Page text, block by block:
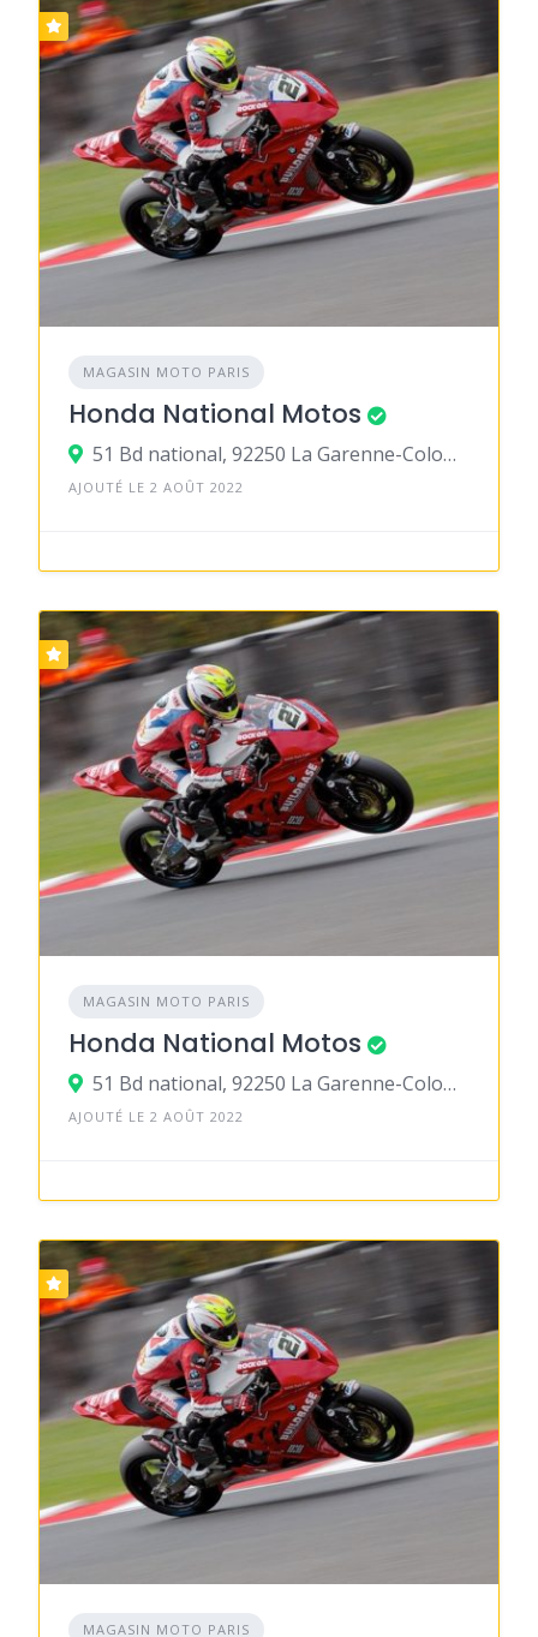
MAGASIN MOTO PARIS
Honda National Motos
51 Bd national, 92250 La Garenne-Colombes
AJOUTÉ LE 2 AOÛT 2022
MAGASIN MOTO PARIS
Honda National Motos
51 Bd national, 92250 La Garenne-Colombes
AJOUTÉ LE 2 AOÛT 2022
MAGASIN MOTO PARIS